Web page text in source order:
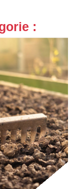
: